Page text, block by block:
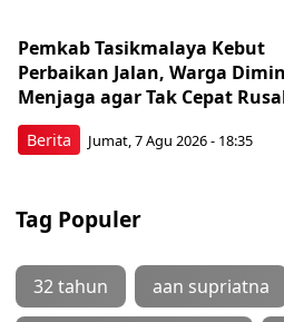
Berita
Pemkab Tasikmalaya Kebut
Perbaikan Jalan, Warga
Menjaga agar Tak Cepat
Jumat, 7 Agu 2026 - 18:35
Tag Populer
32 tahun aan supriatna